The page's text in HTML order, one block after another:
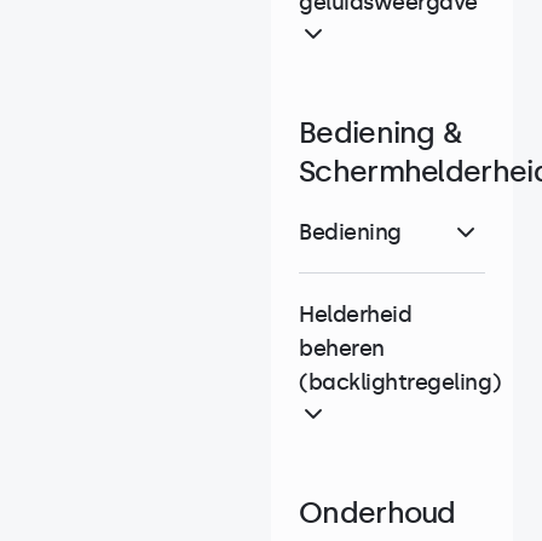
Bediening &
Bediening
Helderheid
beheren
(backlightregeling)
Onderhoud